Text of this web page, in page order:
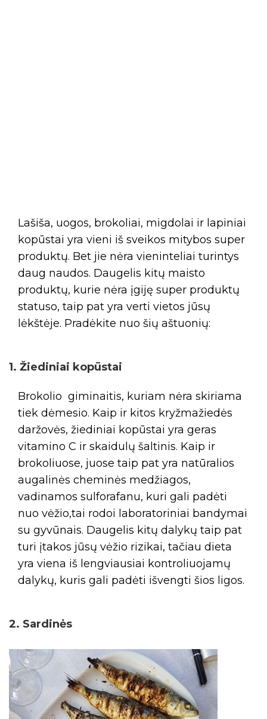
Lašiša, uogos, brokoliai, migdolai ir lapiniai
kopūstai yra vieni iš sveikos mitybos super
produktų. Bet jie nėra vieninteliai turintys
daug naudos. Daugelis kitų maisto
produktų, kurie nėra įgiję super produktų
statuso, taip pat yra verti vietos jūsų
lėkštėje. Pradėkite nuo šių aštuonių:
1. Žiediniai kopūstai
Brokolio giminaitis, kuriam nėra skiriama
tiek dėmesio. Kaip ir kitos kryžmažiedės
daržovės, žiediniai kopūstai yra geras
vitamino C ir skaidulų šaltinis. Kaip ir
brokoliuose, juose taip pat yra natūralios
augalinės cheminės medžiagos,
vadinamos sulforafanu, kuri gali padėti
nuo vėžio,tai rodoi laboratoriniai bandymai
su gyvūnais. Daugelis kitų dalykų taip pat
turi įtakos jūsų vėžio rizikai, tačiau dieta
yra viena iš lengviausiai kontroliuojamų
dalykų, kuris gali padėti išvengti šios ligos.
2. Sardinės